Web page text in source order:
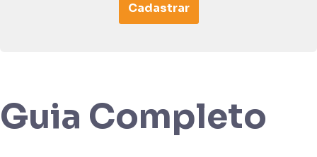
Cadastrar
Guia Completo